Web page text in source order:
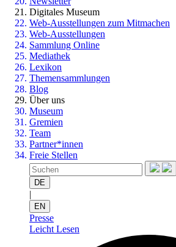
Digitales Museum
Web-Ausstellungen zum Mitmachen
Web-Ausstellungen
Sammlung Online
Mediathek
Lexikon
Themensammlungen
Blog
Über uns
Museum
Gremien
Team
Partner*innen
Freie Stellen
DE
|
EN
Presse
Leicht Lesen